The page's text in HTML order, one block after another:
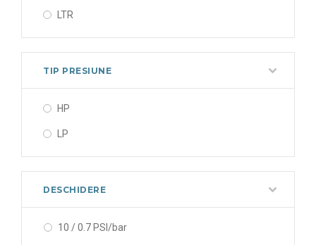
LTR
TIP PRESIUNE
HP
LP
DESCHIDERE
10 / 0.7 PSI/bar